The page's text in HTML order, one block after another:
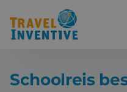
Bestemmingen
Schoolreis